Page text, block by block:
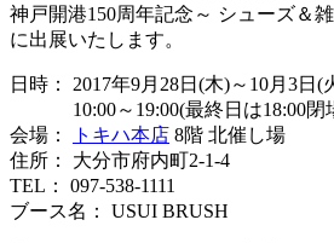
神戸開港150周年記念～ シューズ＆
に出展いたします。
日時： 2017年9月28日(木)～10月3日
10:00～19:00(最終日は18:00閉
会場：
トキハ本店 8階 北催し場
住所： 大分市府内町2-1-4
TEL： 097-538-1111
ブース名： USUI BRUSH